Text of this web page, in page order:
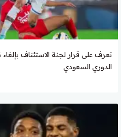
تعرف على قرار لجنة الاستئناف بإلغاء
الدوري السعودي